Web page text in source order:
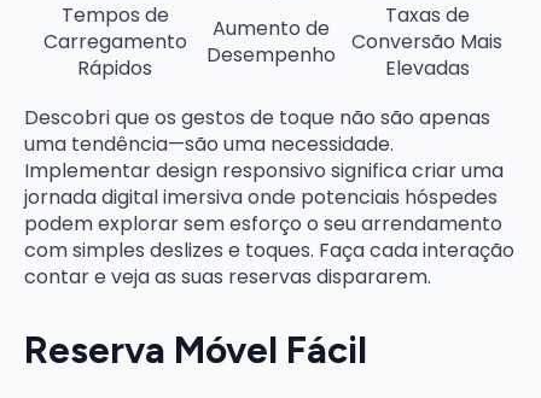
Tempos de
Carregamento
Rápidos
Aumento de
Desempenho
Taxas de
Conversão Mais
Elevadas
Descobri que os gestos de toque não são apenas
uma tendência—são uma necessidade.
Implementar design responsivo significa criar uma
jornada digital imersiva onde potenciais hóspedes
podem explorar sem esforço o seu arrendamento
com simples deslizes e toques. Faça cada interação
contar e veja as suas reservas dispararem.
Reserva Móvel Fácil